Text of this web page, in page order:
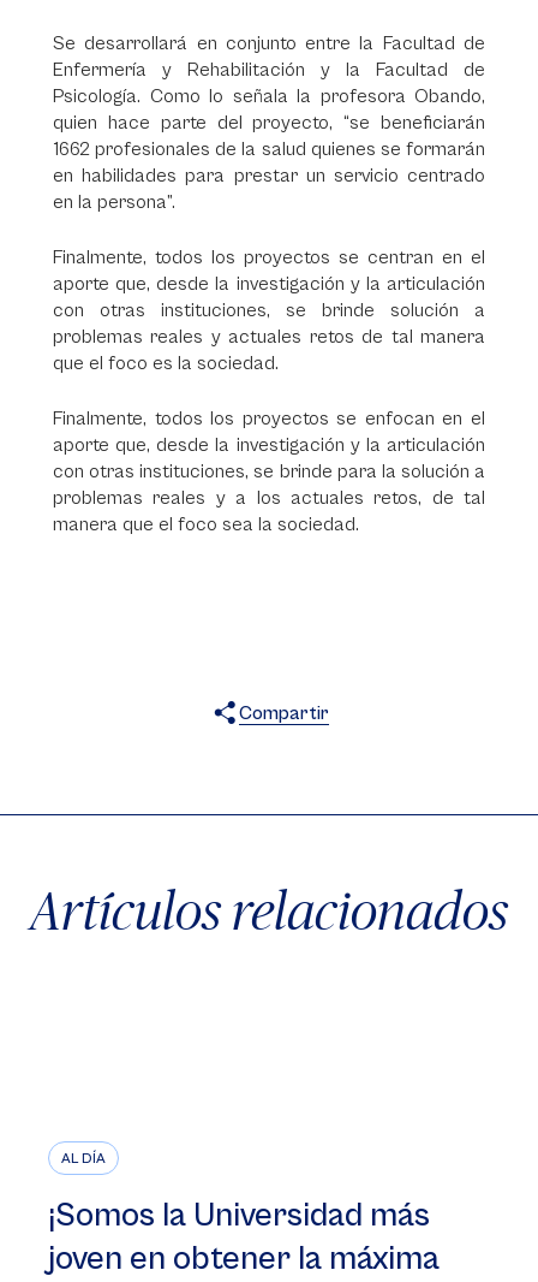
Se desarrollará en conjunto entre la Facultad de
Enfermería y Rehabilitación y la Facultad de
Psicología. Como lo señala la profesora Obando,
quien hace parte del proyecto, “se beneficiarán
1662 profesionales de la salud quienes se formarán
en habilidades para prestar un servicio centrado
en la persona”.
Finalmente, todos los proyectos se centran en el
aporte que, desde la investigación y la articulación
con otras instituciones, se brinde solución a
problemas reales y actuales retos de tal manera
que el foco es la sociedad.
Finalmente, todos los proyectos se enfocan en el
aporte que, desde la investigación y la articulación
con otras instituciones, se brinde para la solución a
problemas reales y a los actuales retos, de tal
manera que el foco sea la sociedad.
Compartir
Artículos relacionados
AL DÍA
¡Somos la Universidad más
joven en obtener la máxima